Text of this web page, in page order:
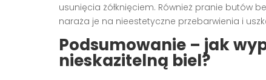
usunięcia żółknięciem. Również pranie butów
naraża je na nieestetyczne przebarwienia i
Podsumowanie – jak
nieskazitelną biel?